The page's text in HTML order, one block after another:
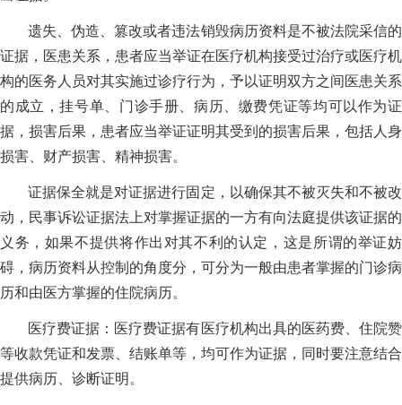
遗失、伪造、篡改或者违法销毁病历资料是不被法院采信的
证据，医患关系，患者应当举证在医疗机构接受过治疗或医疗机
构的医务人员对其实施过诊疗行为，予以证明双方之间医患关系
的成立，挂号单、门诊手册、病历、缴费凭证等均可以作为证
据，损害后果，患者应当举证证明其受到的损害后果，包括人身
损害、财产损害、精神损害。
证据保全就是对证据进行固定，以确保其不被灭失和不被改
动，民事诉讼证据法上对掌握证据的一方有向法庭提供该证据的
义务，如果不提供将作出对其不利的认定，这是所谓的举证妨
碍，病历资料从控制的角度分，可分为一般由患者掌握的门诊病
历和由医方掌握的住院病历。
医疗费证据：医疗费证据有医疗机构出具的医药费、住院赞
等收款凭证和发票、结账单等，均可作为证据，同时要注意结合
提供病历、诊断证明。